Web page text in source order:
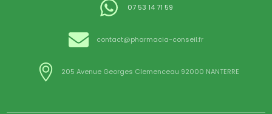
07 53 14 71 59
contact@pharmacia-conseil.fr
205 Avenue Georges Clemenceau 92000 NANTERRE